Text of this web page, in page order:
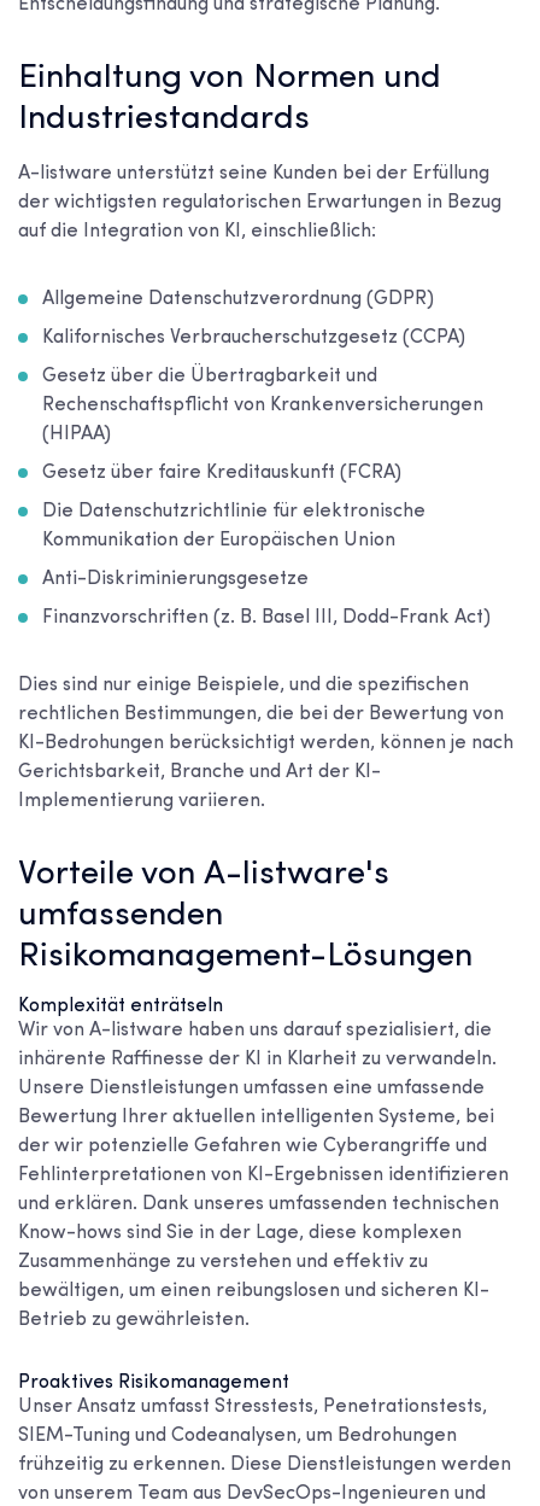
Entscheidungsfindung und strategische Planung.
Einhaltung von Normen und
Industriestandards
A-listware unterstützt seine Kunden bei der Erfüllung
der wichtigsten regulatorischen Erwartungen in Bezug
auf die Integration von KI, einschließlich:
Allgemeine Datenschutzverordnung (GDPR)
Kalifornisches Verbraucherschutzgesetz (CCPA)
Gesetz über die Übertragbarkeit und
Rechenschaftspflicht von Krankenversicherungen
(HIPAA)
Gesetz über faire Kreditauskunft (FCRA)
Die Datenschutzrichtlinie für elektronische
Kommunikation der Europäischen Union
Anti-Diskriminierungsgesetze
Finanzvorschriften (z. B. Basel III, Dodd-Frank Act)
Dies sind nur einige Beispiele, und die spezifischen
rechtlichen Bestimmungen, die bei der Bewertung von
KI-Bedrohungen berücksichtigt werden, können je nach
Gerichtsbarkeit, Branche und Art der KI-
Implementierung variieren.
Vorteile von A-listware's
umfassenden
Risikomanagement-Lösungen
Komplexität enträtseln
Wir von A-listware haben uns darauf spezialisiert, die
inhärente Raffinesse der KI in Klarheit zu verwandeln.
Unsere Dienstleistungen umfassen eine umfassende
Bewertung Ihrer aktuellen intelligenten Systeme, bei
der wir potenzielle Gefahren wie Cyberangriffe und
Fehlinterpretationen von KI-Ergebnissen identifizieren
und erklären. Dank unseres umfassenden technischen
Know-hows sind Sie in der Lage, diese komplexen
Zusammenhänge zu verstehen und effektiv zu
bewältigen, um einen reibungslosen und sicheren KI-
Betrieb zu gewährleisten.
Proaktives Risikomanagement
Unser Ansatz umfasst Stresstests, Penetrationstests,
SIEM-Tuning und Codeanalysen, um Bedrohungen
frühzeitig zu erkennen. Diese Dienstleistungen werden
von unserem Team aus DevSecOps-Ingenieuren und